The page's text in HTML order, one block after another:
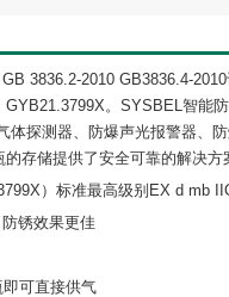
3836.2-2010 GB3836.4-
。SYSBEL智能
探测器、防爆声光报警器、
存储提供了安全可靠的解决方
）标准最高级别EX d mb
锈效果更佳
可直接供气